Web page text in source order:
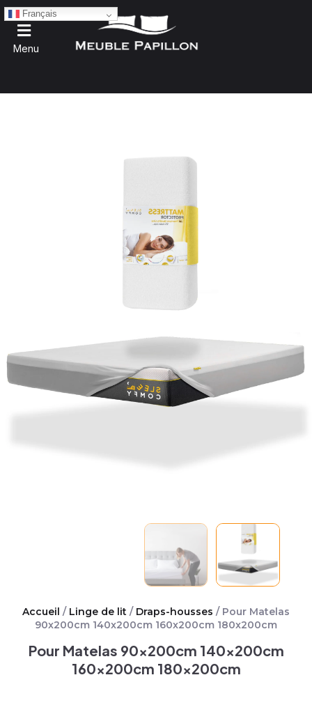
Français
Menu
Accueil / Linge de lit / Draps-housses / Pour Matelas
90x200cm 140x200cm 160x200cm 180x200cm
Pour Matelas 90x200cm 140x200cm
160x200cm 180x200cm